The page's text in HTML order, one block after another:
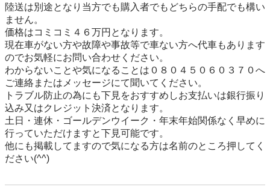
陸送は別途となり当方でも購入者でもどちらの手配でも構い
ません。
価格はコミコミ４６万円となります。
現在車がない方や故障や事故等で車ない方へ代車もあります
のでお気軽にお問い合わせください。
わからないことや気になることは０８０４５０６０３７０へ
ご連絡またはメッセージにて聞いてください。
トラブル防止の為にも下見をおすすめしお支払いは銀行振り
込み又はクレジット決済となります。
土日・連休・ゴールデンウイーク・年末年始関係なく早めに
行っていただけますと下見可能です。
他にも掲載してますので気になる方は名前のところ押してく
ださい(^^)